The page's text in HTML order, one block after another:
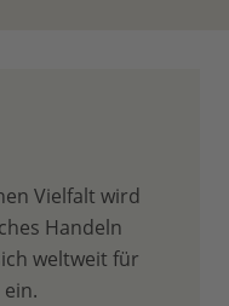
Vielfalt wird
Handeln
weltweit für